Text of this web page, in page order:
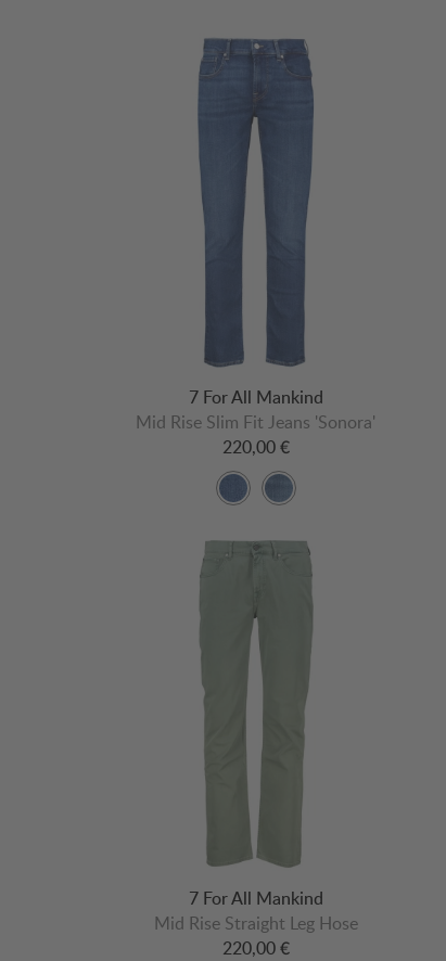
7 For All Mankind
Mid Rise Slim Fit Jeans 'Sonora'
220,00 €
7 For All Mankind
Mid Rise Straight Leg Hose
220,00 €